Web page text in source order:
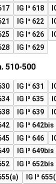
IG I³ 618
IG I³ 622
IG I³ 626
IG I³ 629
510-500
IG I³ 631
IG I³ 635
IG I³ 639
IG I³ 642bis
IG I³ 646
IG I³ 649bis
IG I³ 652bis
IG I³